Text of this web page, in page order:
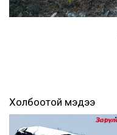
Холбоотой мэдээ